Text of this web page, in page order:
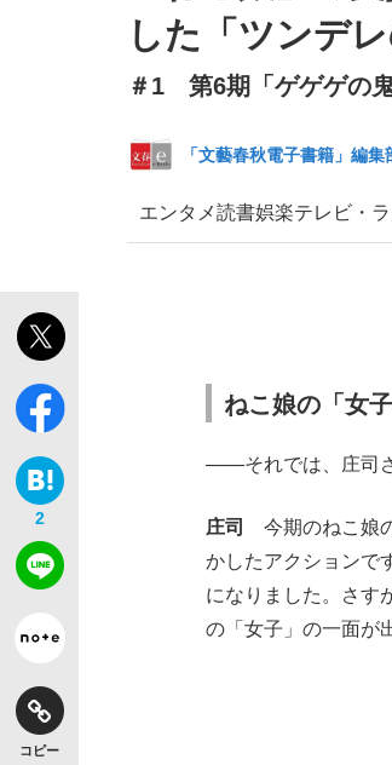
「クマが悪者扱いされ
した「ツンデ
＃1 第6期「ゲゲゲの
「文藝春秋電子書籍」編集
エンタメ読書娯楽テレビ・
2
コピー
ねこ娘の「女
――それでは、庄司さ
庄司 今期のねこ娘
かしたアクションで
になりました。さす
の「女子」の一面が